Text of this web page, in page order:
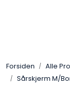
Forsiden Alle
Sårskjerm M/
Leverandører